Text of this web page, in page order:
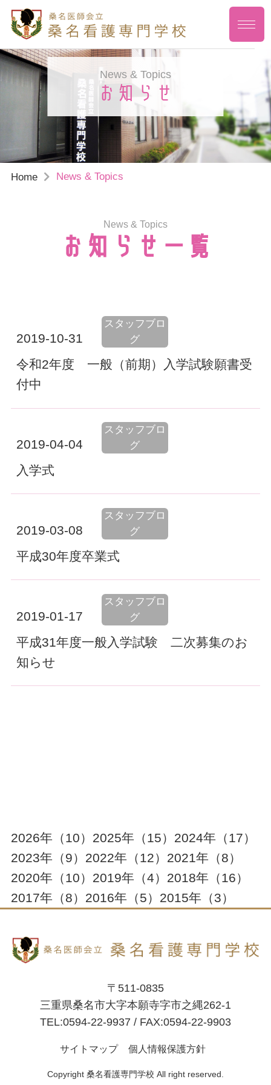
News & Topics
お知らせ
Home News & Topics
News & Topics
お知らせ一覧
2019-10-31
スタッフブロ
グ
令和2年度 一般（前期）入学試験願書受
付中
2019-04-04
スタッフブロ
グ
入学式
2019-03-08
スタッフブロ
グ
平成30年度卒業式
2019-01-17
スタッフブロ
グ
平成31年度一般入学試験 二次募集のお
知らせ
2026年 （10） 2025年 （15） 2024年 （17）
2023年 （9） 2022年 （12） 2021年 （8）
2020年 （10） 2019年 （4） 2018年 （16）
2017年 （8） 2016年 （5） 2015年 （3）
〒511-0835
三重県桑名市大字本願寺字市之縄262-1
TEL:0594-22-9937 / FAX:0594-22-9903
サイトマップ 個人情報保護方針
Copyright 桑名看護専門学校 All right reserved.